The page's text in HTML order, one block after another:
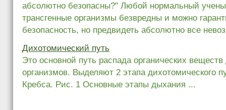
абсолютно безопасны?" Любой нормальный
трансгенные организмы безвредны и можно
безопасность, но предвидеть абсолютно все
Дихотомический путь
Это основной путь распада органических
организмов. Выделяют 2 этапа дихотомического
Кребса. Рис. 1 Основные этапы дыхания ...